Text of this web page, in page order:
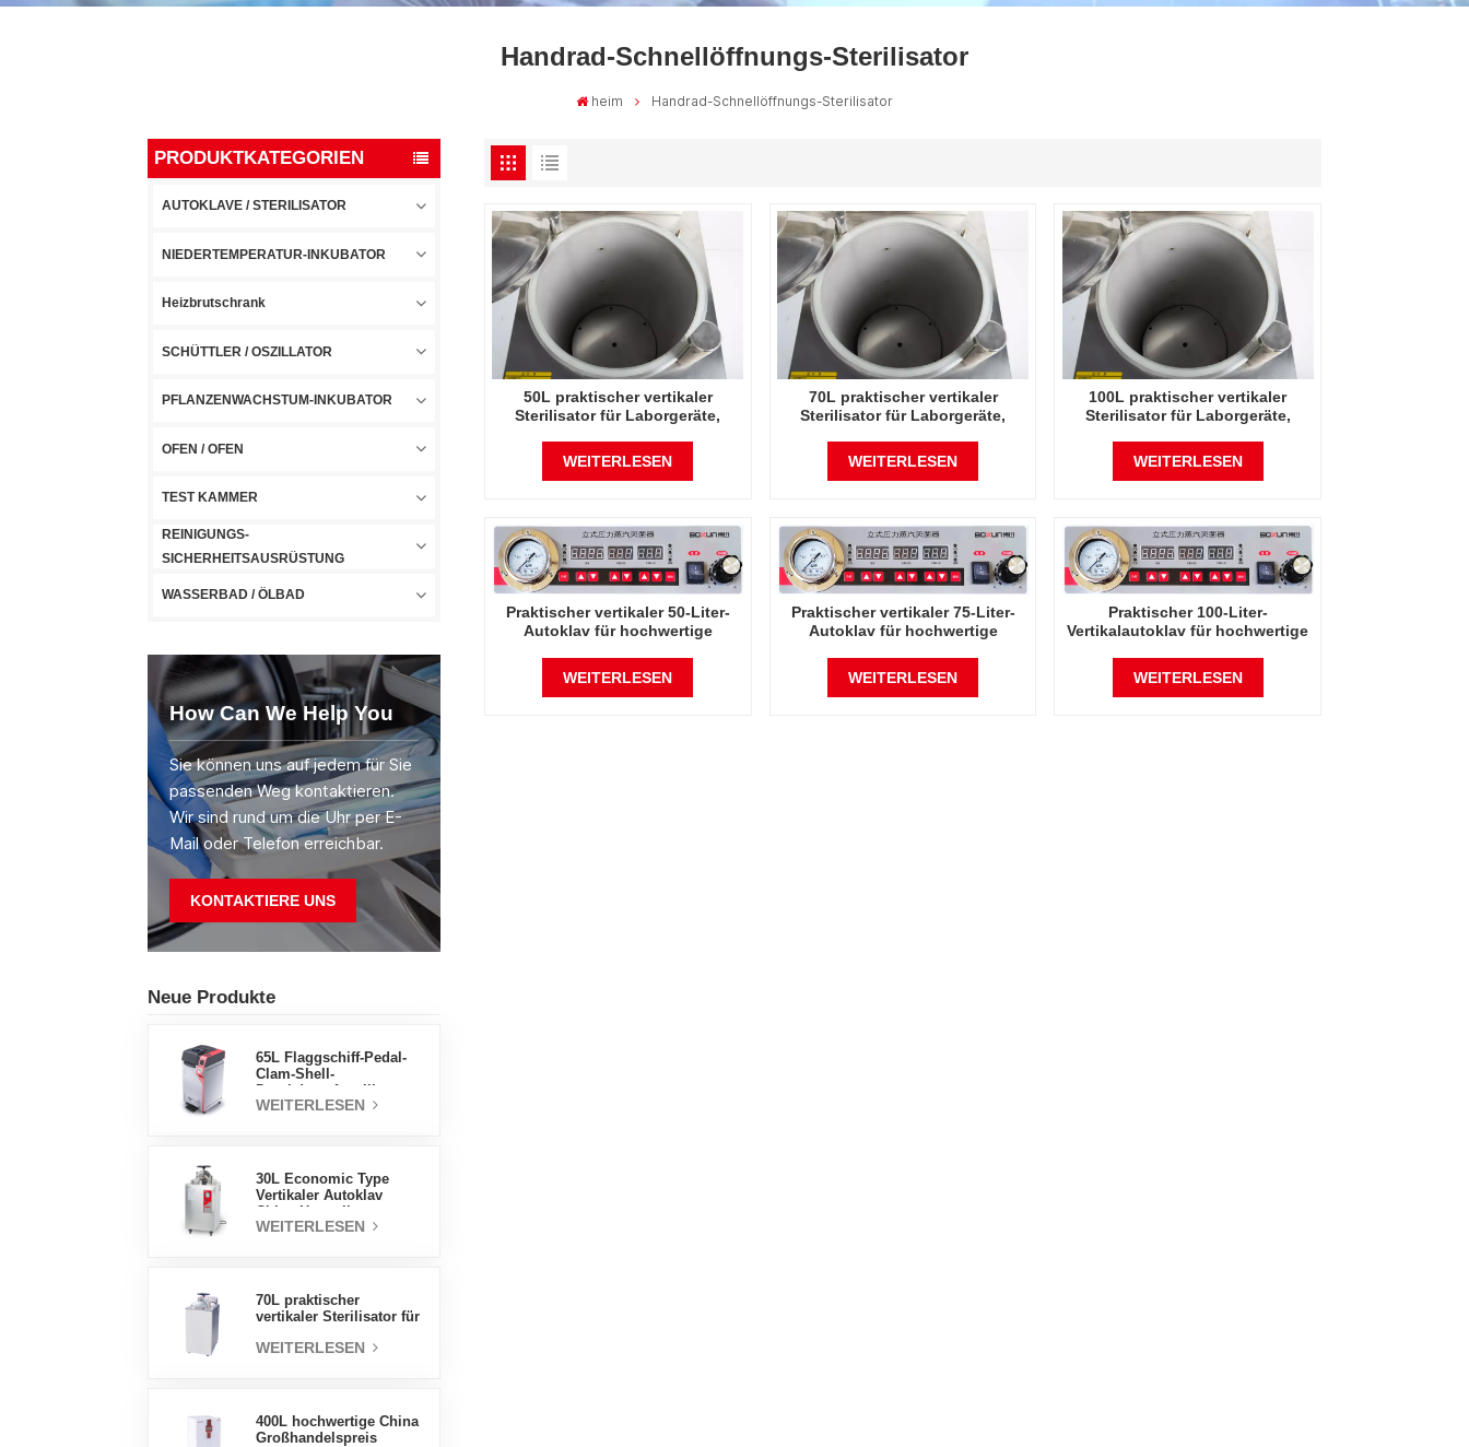
Handrad-Schnellöffnungs-Sterilisator
heim Handrad-Schnellöffnungs-Sterilisator
PRODUKTKATEGORIEN
AUTOKLAVE / STERILISATOR
NIEDERTEMPERATUR-INKUBATOR
Heizbrutschrank
SCHÜTTLER / OSZILLATOR
PFLANZENWACHSTUM-INKUBATOR
OFEN / OFEN
TEST KAMMER
REINIGUNGS-
SICHERHEITSAUSRÜSTUNG
WASSERBAD / ÖLBAD
How Can We Help You
Sie können uns auf jedem für Sie
passenden Weg kontaktieren.
Wir sind rund um die Uhr per E-
Mail oder Telefon erreichbar.
KONTAKTIERE UNS
Neue Produkte
65L Flaggschiff-Pedal-
Clam-Shell-
Fabrik
WEITERLESEN
30L Economic Type
Vertikaler Autoklav
Druckdampfsterilisator
WEITERLESEN
70L praktischer
vertikaler Sterilisator für
Design,
WEITERLESEN
400L hochwertige China
Großhandelspreis
50L praktischer vertikaler
Sterilisator für Laborgeräte,
Hochtemperatur- und Hochdruck-
Dampfsterilisator
WEITERLESEN
70L praktischer vertikaler
Sterilisator für Laborgeräte,
Hochtemperatur- und Hochdruck-
Dampfsterilisator
WEITERLESEN
100L praktischer vertikaler
Sterilisator für Laborgeräte,
Hochtemperatur- und Hochdruck-
Dampfsterilisator
WEITERLESEN
Praktischer vertikaler 50-Liter-
Autoklav für hochwertige
WEITERLESEN
Praktischer vertikaler 75-Liter-
Autoklav für hochwertige
WEITERLESEN
Praktischer 100-Liter-
Vertikalautoklav für hochwertige
WEITERLESEN